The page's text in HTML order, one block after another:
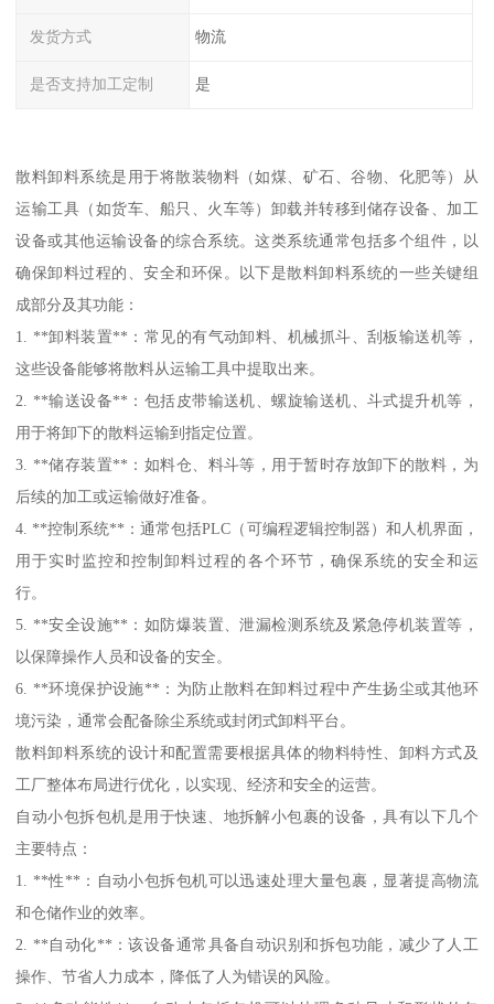
发货方式 物流
是否支持加工定制 是
散料卸料系统是用于将散装物料（如煤、矿石、谷物、化肥等）从
运输工具（如货车、船只、火车等）卸载并转移到储存设备、加工
设备或其他运输设备的综合系统。这类系统通常包括多个组件，以
确保卸料过程的、安全和环保。以下是散料卸料系统的一些关键组
成部分及其功能：
1. **卸料装置**：常见的有气动卸料、机械抓斗、刮板输送机等，
这些设备能够将散料从运输工具中提取出来。
2. **输送设备**：包括皮带输送机、螺旋输送机、斗式提升机等，
用于将卸下的散料运输到指定位置。
3. **储存装置**：如料仓、料斗等，用于暂时存放卸下的散料，为
后续的加工或运输做好准备。
4. **控制系统**：通常包括PLC（可编程逻辑控制器）和人机界面，
用于实时监控和控制卸料过程的各个环节，确保系统的安全和运
行。
5. **安全设施**：如防爆装置、泄漏检测系统及紧急停机装置等，
以保障操作人员和设备的安全。
6. **环境保护设施**：为防止散料在卸料过程中产生扬尘或其他环
境污染，通常会配备除尘系统或封闭式卸料平台。
散料卸料系统的设计和配置需要根据具体的物料特性、卸料方式及
工厂整体布局进行优化，以实现、经济和安全的运营。
自动小包拆包机是用于快速、地拆解小包裹的设备，具有以下几个
主要特点：
1. **性**：自动小包拆包机可以迅速处理大量包裹，显著提高物流
和仓储作业的效率。
2. **自动化**：该设备通常具备自动识别和拆包功能，减少了人工
操作、节省人力成本，降低了人为错误的风险。